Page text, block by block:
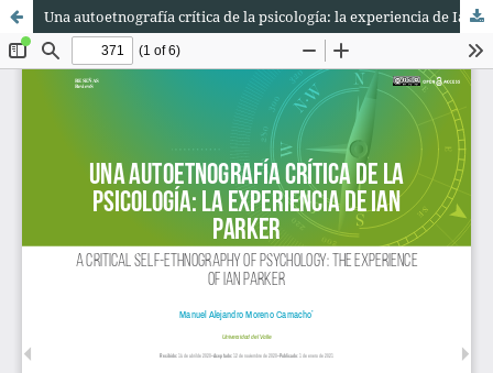
Una autoetnografía crítica de la psicología: la experiencia de Ian Parker